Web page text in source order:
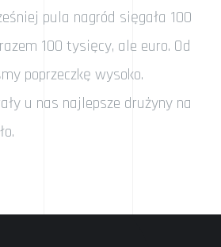
pula nagród sięgała 100
100 tysięcy, ale euro. Od
poprzeczkę wysoko.
u nas najlepsze drużyny na